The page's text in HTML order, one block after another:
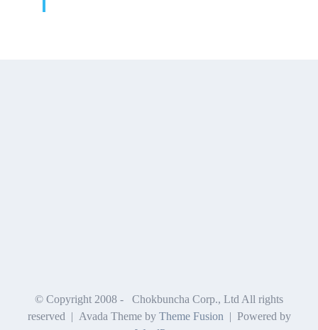
© Copyright 2008 -
Chokbuncha Corp., Ltd All rights
reserved | Avada Theme by Theme Fusion | Powered by